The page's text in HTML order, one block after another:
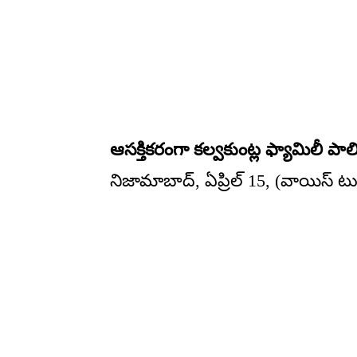
ఆసక్తికరంగా కల్వకుంట్ల ఫ్యామిలీ
నిజామాబాద్, ఏప్రిల్ 15, (వాయిస్